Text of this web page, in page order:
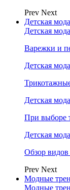
Prev Next
Детская мода
Детская мода
Варежки и
Детская мода
Детская мода
При выборе
Детская мода
Обзор
Prev Next
Модные
Модные